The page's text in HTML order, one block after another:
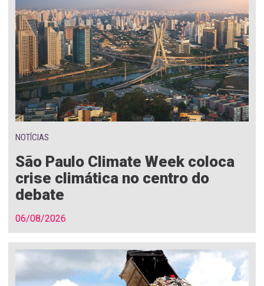
NOTÍCIAS
São Paulo Climate Week coloca
crise climática no centro do
debate
06/08/2026